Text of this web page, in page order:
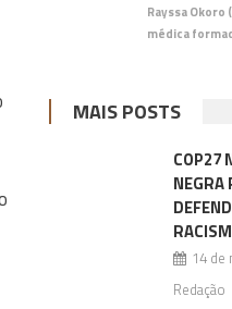
Rayssa Okoro
médica
MAIS POSTS
COP27
NEGRA
14 de
Redação